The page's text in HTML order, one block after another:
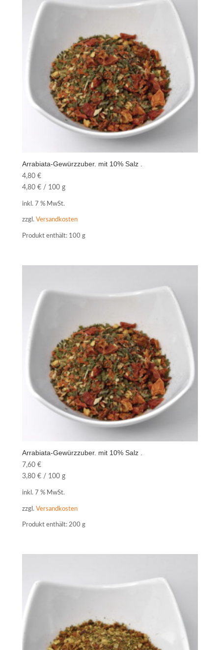
Arrabiata-Gewürzzuber. mit 10% Salz .
4,80 €
4,80 €/ 100 g
inkl. 7 % MwSt.
zzgl. Versandkosten
Produkt enthält: 100 g
Arrabiata-Gewürzzuber. mit 10% Salz .
7,60 €
3,80 €/ 100 g
inkl. 7 % MwSt.
zzgl. Versandkosten
Produkt enthält: 200 g